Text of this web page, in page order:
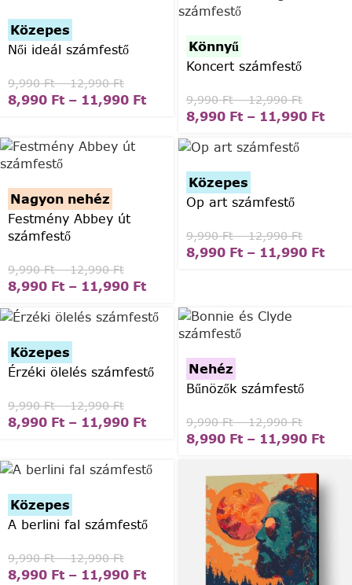
Közepes
Női ideál számfestő
9,990Ft – 12,990Ft
8,990 Ft – 11,990 Ft
Könnyű
Koncert számfestő
9,990Ft – 12,990Ft
8,990 Ft – 11,990 Ft
Nagyon nehéz
Festmény Abbey út
számfestő
9,990Ft – 12,990Ft
8,990 Ft – 11,990 Ft
Közepes
Op art számfestő
9,990Ft – 12,990Ft
8,990 Ft – 11,990 Ft
Közepes
Érzéki ölelés számfestő
9,990Ft – 12,990Ft
8,990 Ft – 11,990 Ft
Nehéz
Bűnözők számfestő
9,990Ft – 12,990Ft
8,990 Ft – 11,990 Ft
Közepes
A berlini fal számfestő
9,990Ft – 12,990Ft
8,990 Ft – 11,990 Ft